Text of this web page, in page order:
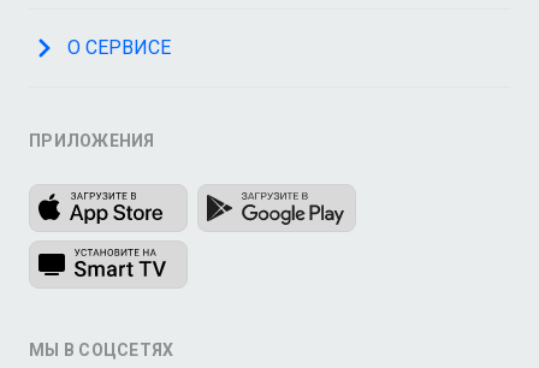
О СЕРВИСЕ
ПРИЛОЖЕНИЯ
МЫ В СОЦСЕТЯХ